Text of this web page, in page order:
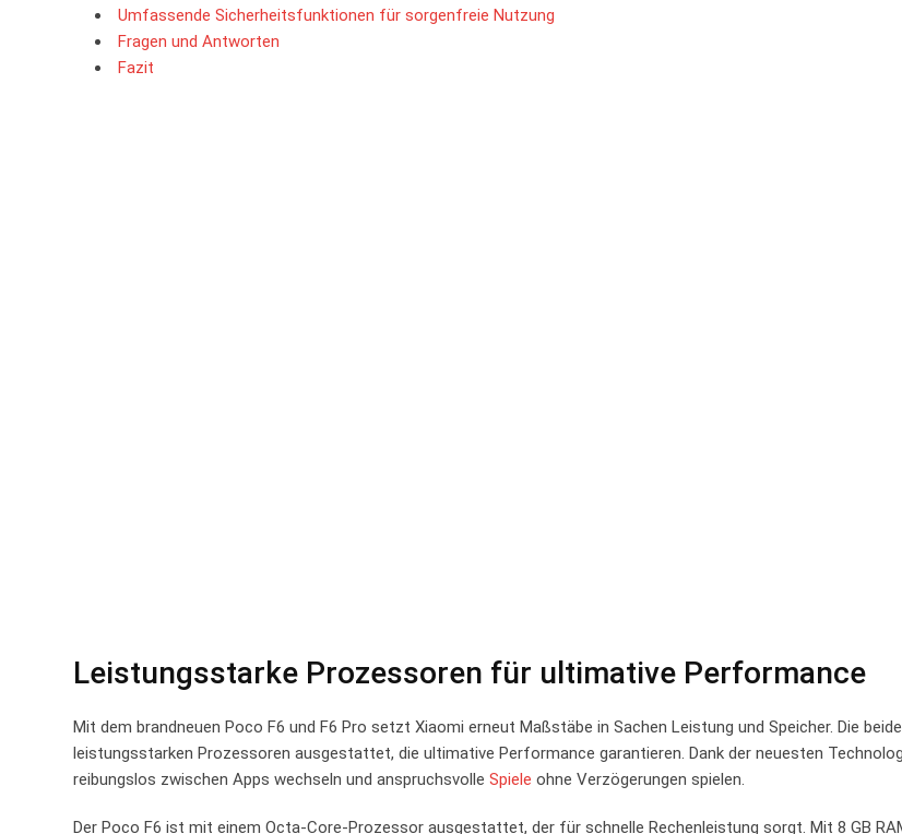
Umfassende Sicherheitsfunktionen für sorgenfreie Nutzung
Fragen und Antworten
Fazit
Leistungsstarke Prozessoren für ultimative Performance
Mit dem brandneuen Poco F6 und F6 Pro setzt Xiaomi erneut Maßstäbe in Sachen Leistung und Speicher. Die
leistungsstarken Prozessoren ausgestattet, die ultimative Performance garantieren. Dank der neuesten
reibungslos zwischen Apps wechseln und anspruchsvolle Spiele ohne Verzögerungen spielen.
Der Poco F6 ist mit einem Octa-Core-Prozessor ausgestattet, der für schnelle Rechenleistung sorgt. Mit 8 GB